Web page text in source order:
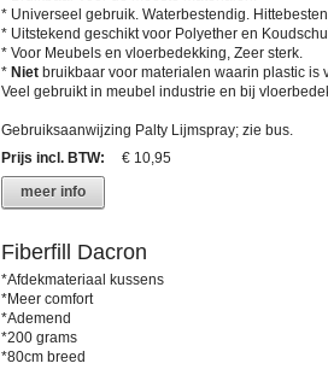
* Universeel gebruik. Waterbestendig.
* Uitstekend geschikt voor Polyether en
* Voor Meubels en vloerbedekking, Zeer sterk.
* Nietbruikbaar voor materialen waarin plastic is
Veel gebruikt in meubel industrie en bij
Gebruiksaanwijzing Palty Lijmspray; zie bus.
Prijs incl. BTW:
€ 10,95
meer info
Fiberfill Dacron
*Afdekmateriaal kussens
*Meer comfort
*Ademend
*200 grams
*80cm breed